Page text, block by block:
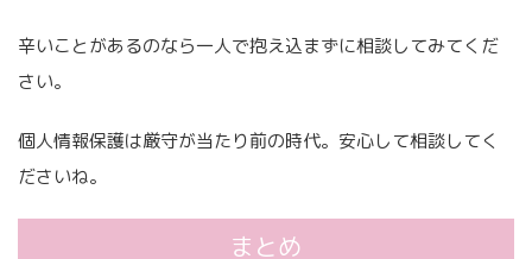
辛いことがあるのなら一人で抱え込まずに相談してみてくだ
さい。
個人情報保護は厳守が当たり前の時代。安心して相談してく
ださいね。
まとめ